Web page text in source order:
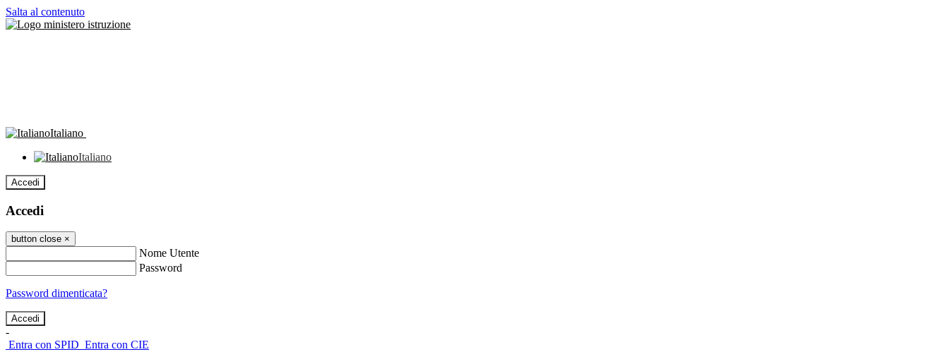
Salta al contenuto
Italiano
Italiano
Accedi
Accedi
button close ×
Nome Utente
Password
Password dimenticata?
-
Entra con SPID Entra con CIE